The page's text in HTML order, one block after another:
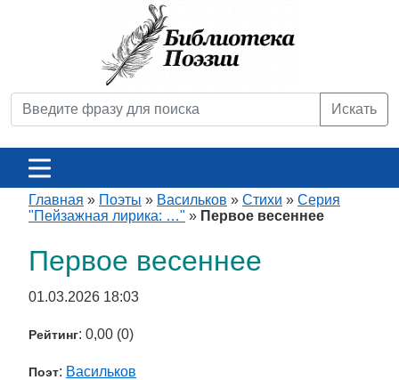
Искать
Главная » Поэты » Васильков » Стихи » Серия
"Пейзажная лирика: …" » Первое весеннее
Первое весеннее
01.03.2026 18:03
Рейтинг: 0,00 (0)
Поэт: Васильков